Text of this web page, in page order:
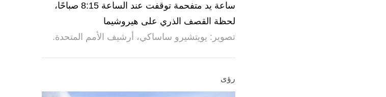
ساعة يد متفحمة توقفت عند الساعة 8:15 صباحًا،
لحظة القصف الذري على هيروشيما
تصوير: يويتشيرو ساساكي، أرشيف الأمم المتحدة.
رؤى